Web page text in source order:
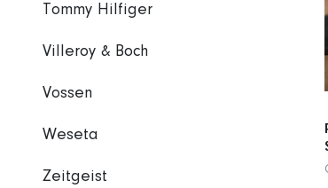
Tommy Hilfiger
Villeroy & Boch
Vossen
Weseta
Zeitgeist